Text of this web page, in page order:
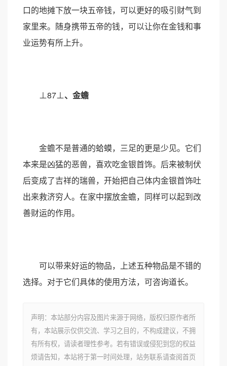
口的地摊下放一块五帝钱，可以更好的吸引财气到
家里来。随身携带五帝的钱，可以让你在金钱和事
业运势有所上升。
⊥87⊥、 金蟾
金蟾不是普通的蛤蟆，三足的更是少见。它们
本来是凶猛的恶兽，喜欢吃金银首饰。后来被制伏
后变成了吉祥的瑞兽，开始把自己体内金银首饰吐
出来救济穷人。在家中摆放金蟾，同样可以起到改
善财运的作用。
可以带来好运的物品，上述五种物品是不错的
选择。对于它们具体的使用方法，可咨询道长。
声明：本站部分内容及图片来源于网络，版权归原作者所
有，本站展示仅供交流、学习之目的，不构成建议，不拥
有所有权，请读者理性参考。若有错误或侵犯到您的权益
烦请告知，本站将于第一时间处理，站务联系请查阅首页